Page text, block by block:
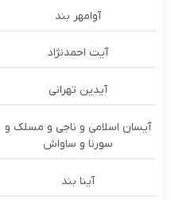
آوامهر بند
آیت احمدنژاد
آیدین تهرانی
آیسان اسلامی و ناجی و مسلک و
سورنا و ساواش
آینا بند